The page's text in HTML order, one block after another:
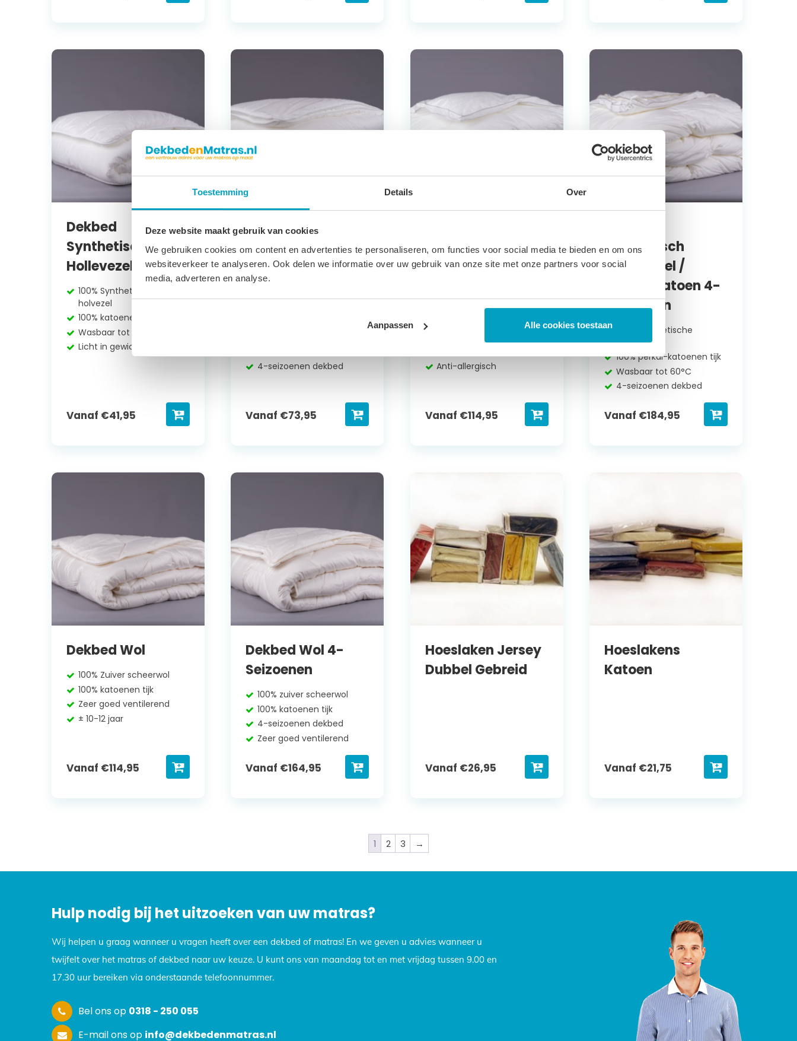
Toestemming Details Over
Deze website maakt gebruik van cookies
We gebruiken cookies om content en advertenties te personaliseren, om functies voor social media te bieden en om ons
websiteverkeer te analyseren. Ook delen we informatie over uw gebruik van onze site met onze partners voor social
media, adverteren en analyse.
Aanpassen Alle cookies toestaan
Dekbed
Synthetisch
Hollevezel
100% Synthetische
holvezel
100% katoenen tijk
Wasbaar tot 60°C
Licht in gewicht
Vanaf €41,95
Dekbed
Synthetisch
Hollevezel 4-
Seizoenen
4-seizoenen dekbed
Vanaf €73,95
Synthetisch
Microvezel /
100% Synthetische
Anti-allergisch
Vanaf €114,95
Synthetisch
Microvezel /
perkal-katoen 4-
Seizoenen
100% Synthetische
microvezel
100% perkal-katoenen tijk
Wasbaar tot 60°C
4-seizoenen dekbed
Vanaf €184,95
Dekbed Wol
100% Zuiver scheerwol
100% katoenen tijk
Zeer goed ventilerend
± 10-12 jaar
Vanaf €114,95
Dekbed Wol 4-
Seizoenen
100% zuiver scheerwol
100% katoenen tijk
4-seizoenen dekbed
Zeer goed ventilerend
Vanaf €164,95
Hoeslaken Jersey
Dubbel Gebreid
Vanaf €26,95
Hoeslakens
Katoen
Vanaf €21,75
1 2 3 →
Hulp nodig bij het uitzoeken van uw matras?
Wij helpen u graag wanneer u vragen heeft over een dekbed of matras! En we geven u advies wanneer u
twijfelt over het matras of dekbed naar uw keuze. U kunt ons van maandag tot en met vrijdag tussen 9.00 en
17.30 uur bereiken via onderstaande telefoonnummer.
Bel ons op 0318 - 250 055
E-mail ons op info@dekbedenmatras.nl